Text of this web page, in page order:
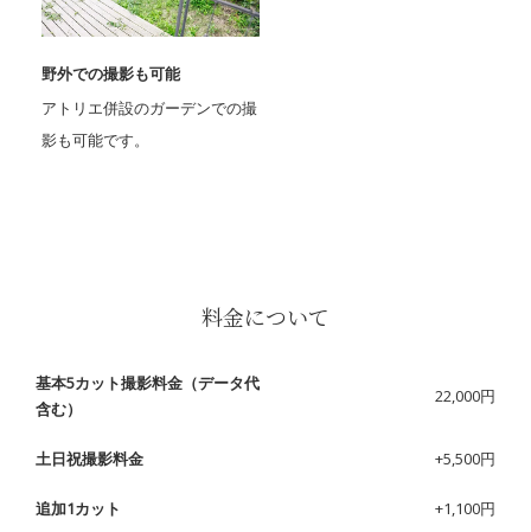
野外での撮影も可能
アトリエ併設のガーデンでの撮
影も可能です。
料金について
基本5カット撮影料金（データ代
含む）
22,000円
土日祝撮影料金 +5,500円
追加1カット +1,100円